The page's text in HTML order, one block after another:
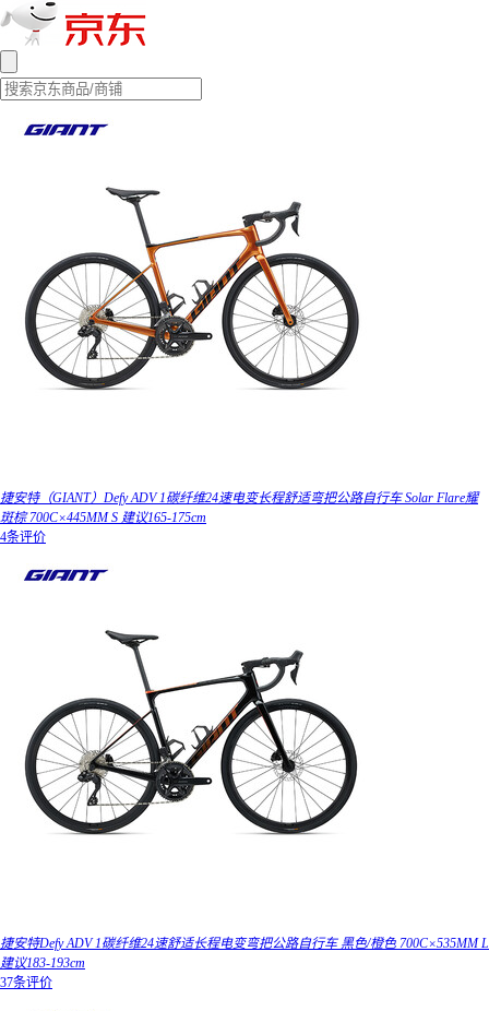
捷安特（GIANT）Defy ADV 1碳纤维24速电变长程舒适弯把公路自行车 Solar Flare耀
斑棕 700C×445MM S 建议165-175cm
4条评价
捷安特Defy ADV 1碳纤维24速舒适长程电变弯把公路自行车 黑色/橙色 700C×535MM L
建议183-193cm
37条评价